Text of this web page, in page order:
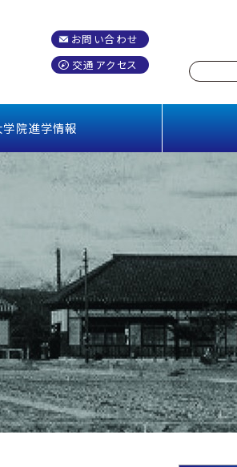
お問い合わせ
交通アクセス
学院進学情報